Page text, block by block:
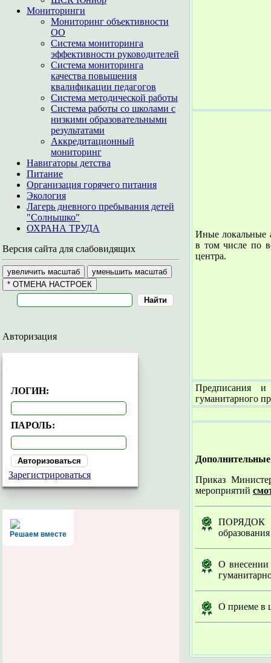
Мониторинги
Мониторинг объективности
ОО
Система мониторинга
эффективности руководителей
Система мониторинга
качества повышения
квалификации педагогов
Система методической работы
Система работы со школами с
низкими образовательными
результатами
Аккредитационный
мониторинг
Навигаторы детства
Питание
Организация горячего питания
Экология
Лагерь дневного пребывания детей
"Солнышко"
ОХРАНА ТРУДА
Версия сайта для слабовидящих
Авторизация
ЛОГИН:
ПАРОЛЬ:
Зарегистрироваться
Решаем вместе
Иные локальные
в том числе по
центра.
Предписания
гуманитарного
Приказ
мероприятий
ПОРЯДОК
О внесении
О приеме в